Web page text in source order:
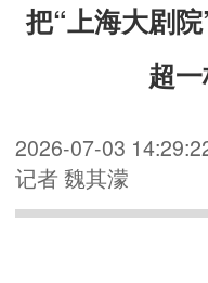
把“上海大剧
超
2026-07-03
记者 魏其濛